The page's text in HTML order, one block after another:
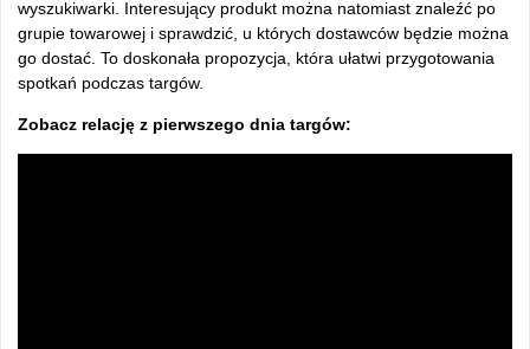
wyszukiwarki. Interesujący produkt można natomiast znaleźć po
grupie towarowej i sprawdzić, u których dostawców będzie można
go dostać. To doskonała propozycja, która ułatwi przygotowania
spotkań podczas targów.
Zobacz relację z pierwszego dnia targów: